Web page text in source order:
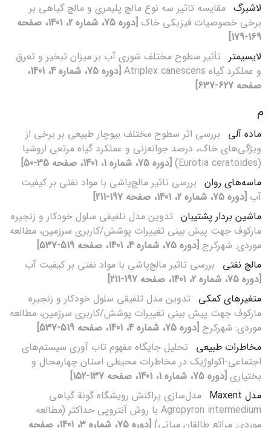
لاشبرگ مقایسه تاثیر سه نوع مالچ پلیمری و مالچ گیاهی بر
برخی خصوصیات فیزیکی خاک
[دوره 75، شماره 2، 1401، صفحه
169-179]
لایسیمتر تأثیر سطوح مختلف شوری آب بر میزان تبخیر و تعرق
و عملکرد گیاه Atriplex canescens
[دوره 75، شماره 4، 1401،
صفحه 627-637]
م
ماده آلی بررسی اثر سطوح مختلف بیوچار طبیعی بر برخی از
ویژگی‌های خاک، درصد جوانه‌زنی و عملکرد گیاه مرتعی اروشیا
(Eurotia ceratoides)
[دوره 75، شماره 1، 1401، صفحه 35-50]
ماسه‌های روان بررسی تاثیر مالچ‌پاشی با مواد نفتی بر کیفیت
آب [دوره 75، شماره 2، 1401، صفحه 197-211]
ماشین بردار پشتیبان تدوین مدل تلفیقی سلول خودکار و زنجیره
مارکوف جهت پیش بینی تغییرات پوشش/کاربری سرزمین، مطالعه
موردی: شهرکرج [دوره 75، شماره 4، 1401، صفحه 519-537]
مالچ ‌نفتی بررسی تاثیر مالچ‌پاشی با مواد نفتی بر کیفیت آب
[دوره 75، شماره 2، 1401، صفحه 197-211]
متغیرهای کمکی تدوین مدل تلفیقی سلول خودکار و زنجیره
مارکوف جهت پیش بینی تغییرات پوشش/کاربری سرزمین، مطالعه
موردی: شهرکرج [دوره 75، شماره 4، 1401، صفحه 519-537]
مخاطرات طبیعی تحلیل جایگاه مفهوم تاب آوری سیستم‌های
اجتماعی-اکولوژیک در مخاطرات محیطی استان چهارمحال و
بختیاری [دوره 75، شماره 1، 1401، صفحه 137-152]
مدل Maxent
مدل‌سازی پراکنش رویشگاه گونة گیاهی
Agropyron intermedium با روش آنتروپی حداکثر (مطالعه
موردی: مراتع طالقان میانی)
[دوره 75، شماره 3، 1401، صفحه